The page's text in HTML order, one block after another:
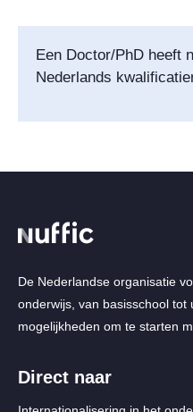
Een Doctor/PhD heeft
Nederlands
De Nederlandse organisatie
onderwijs, van basisschool
mogelijkheden om te starten
Direct naar